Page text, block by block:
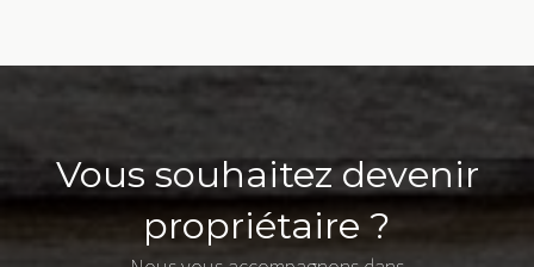
Vous souhaitez devenir
propriétaire ?